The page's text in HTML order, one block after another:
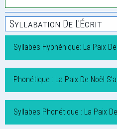
Syllabation De L'Écrit
Syllabes Hyphénique: La Paix
Phonétique : La Paix De Noël
Syllabes Phonétique : La Paix